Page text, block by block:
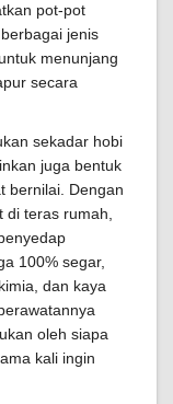
pot-pot
jenis
menunjang
secara
sekadar hobi
juga bentuk
bernilai. Dengan
teras rumah,
100% segar,
dan kaya
oleh siapa
kali ingin